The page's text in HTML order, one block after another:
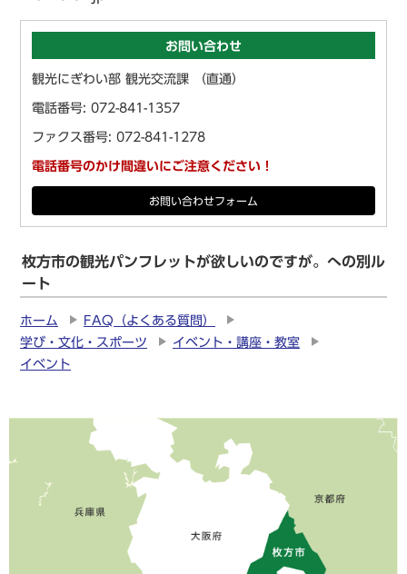
お問い合わせ
観光にぎわい部 観光交流課 （直通）
電話番号: 072-841-1357
ファクス番号: 072-841-1278
電話番号のかけ間違いにご注意ください！
お問い合わせフォーム
枚方市の観光パンフレットが欲しいのですが。への別ル
ート
ホーム
FAQ（よくある質問）
学び・文化・スポーツ
イベント・講座・教室
イベント